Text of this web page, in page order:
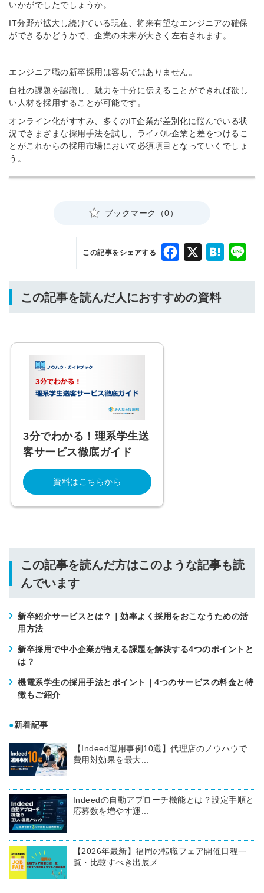
いかがでしたでしょうか。
IT分野が拡大し続けている現在、将来有望なエンジニアの確保
ができるかどうかで、企業の未来が大きく左右されます。
エンジニア職の新卒採用は容易ではありません。
自社の課題を認識し、魅力を十分に伝えることができれば欲し
い人材を採用することが可能です。
オンライン化がすすみ、多くのIT企業が差別化に悩んでいる状
況でさまざまな採用手法を試し、ライバル企業と差をつけるこ
とがこれからの採用市場において必須項目となっていくでしょ
う。
ブックマーク（0）
この記事をシェアする Facebook Hatena
この記事を読んだ人におすすめの資料
3分でわかる！理系学生送
客サービス徹底ガイド
資料はこちらから
この記事を読んだ方はこのような記事も読
んでいます
新卒紹介サービスとは？｜効率よく採用をおこなうための活
用方法
新卒採用で中小企業が抱える課題を解決する4つのポイントと
は？
機電系学生の採用手法とポイント｜4つのサービスの料金と特
徴もご紹介
●新着記事
【Indeed運用事例10選】代理店のノウハウで
費用対効果を最大...
Indeedの自動アプローチ機能とは？設定手順と
応募数を増やす運...
【2026年最新】福岡の転職フェア開催日程一
覧・比較すべき出展メ...